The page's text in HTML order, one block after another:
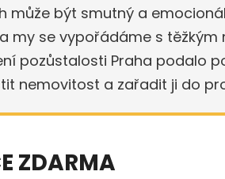
může být smutný a
my se vypořádáme s
pozůstalosti Praha podalo
nemovitost a zařadit ji do
ZDARMA